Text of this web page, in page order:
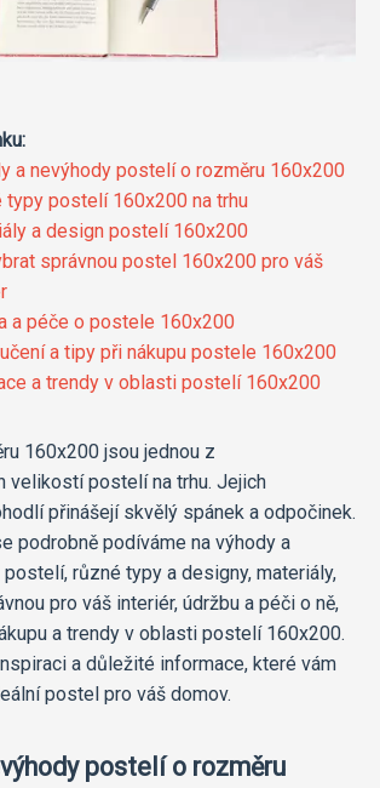
a nevýhody postelí o rozměru 160x200
typy postelí 160x200 na trhu
a design postelí 160x200
správnou postel 160x200 pro váš
a péče o postele 160x200
a tipy při nákupu postele 160x200
a trendy v oblasti postelí 160x200
160x200 jsou jednou z
velikostí postelí na trhu. Jejich
přinášejí skvělý spánek a odpočinek.
podrobně podíváme na výhody a
různé typy a designy, materiály,
pro váš interiér, údržbu a péči o ně,
a trendy v oblasti postelí 160x200.
a důležité informace, které vám
postel pro váš domov.
postelí o rozměru